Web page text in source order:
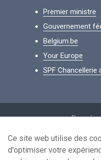
Premier ministre
Gouvernement
Belgium.be
Your Europe
SPF Chancellerie
Ce site web utilise des
d'optimiser votre